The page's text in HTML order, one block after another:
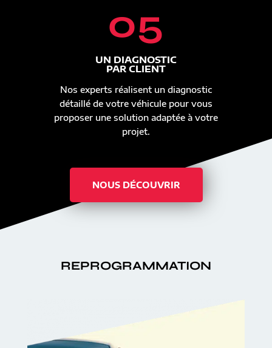
05
UN DIAGNOSTIC
PAR CLIENT
Nos experts réalisent un diagnostic
détaillé de votre véhicule pour vous
proposer une solution adaptée à votre
projet.
NOUS DÉCOUVRIR
REPROGRAMMATION